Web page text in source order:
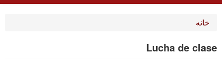
خانه
Lucha de clase